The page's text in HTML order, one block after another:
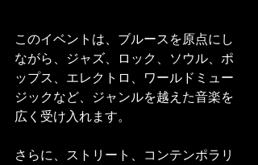
このイベントは、ブルースを原点にし
ながら、ジャズ、ロック、ソウル、ポ
ップス、エレクトロ、ワールドミュー
ジックなど、ジャンルを越えた音楽を
広く受け入れます。
さらに、ストリート、コンテンポラリ